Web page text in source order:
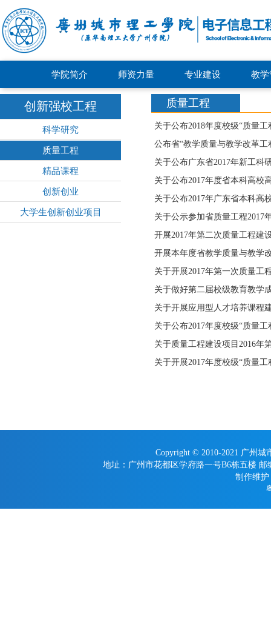
学院简介 师资力量 专业建设 教学
创新强校工程
科学研究
质量工程
精品课程
创新创业
大学生创新创业项目
质量工程
关于公布2018年度校级“质量
公布省“教学质量与教学改革工
关于公布广东省2017年新工科
关于公布2017年度省本科高校
关于公布2017年广东省本科高
关于公示参加省质量工程2017
开展2017年第二次质量工程建
开展本年度省教学质量与教学
关于开展2017年第一次质量工
关于做好第二届校级教育教学
关于开展应用型人才培养课程
关于公布2017年度校级“质量
关于质量工程建设项目2016年
关于开展2017年度校级“质量
Copyright © 2010-2021 广州城
地址：广州市花都区学府路一号B6栋五楼 邮
制作维护